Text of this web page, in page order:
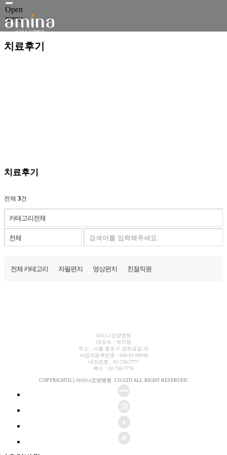
Open
menu
치료후기
치료후기
전체 3건
전체 카테고리 자필편지 영상편지 친절직원
아미나요양병원
대표자 : 박지영
주소 : 서울 종로구 경희궁길 26
사업자등록번호 : 606-91-99648
대표번호 : 02-730-7777
팩스 : 02-730-7776
COPYRIGHT(C) 아미나요양병원. CO.LTD ALL RIGHT RESERVED.